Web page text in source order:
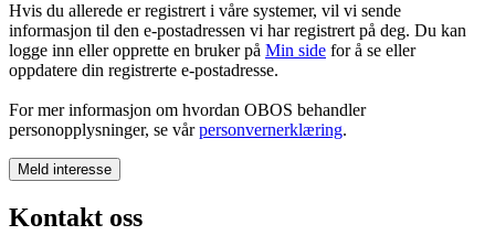
Hvis du allerede er registrert i våre systemer, vil vi sende
informasjon til den e-postadressen vi har registrert på deg. Du kan
logge inn eller opprette en bruker på Min side for å se eller
oppdatere din registrerte e-postadresse.
For mer informasjon om hvordan OBOS behandler
personopplysninger, se vårpersonvernerklæring.
Meld interesse
Kontakt oss